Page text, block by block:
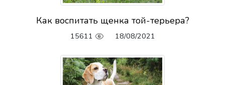
Как воспитать щенка той-терьера?
15611 18/08/2021